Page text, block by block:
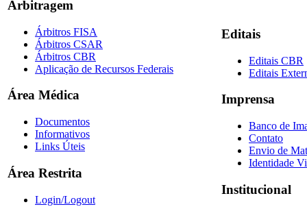
Arbitragem
Árbitros FISA
Árbitros CSAR
Árbitros CBR
Aplicação de Recursos Federais
Área Médica
Documentos
Informativos
Links Úteis
Área Restrita
Login/Logout
Editais
Editais CBR
Editais
Imprensa
Banco de
Contato
Envio de
Identidade
Institucional